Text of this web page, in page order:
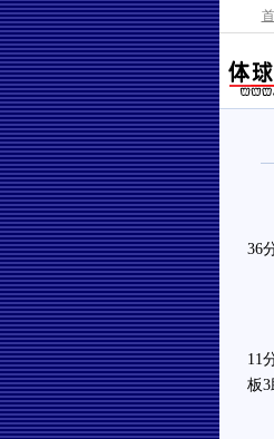
36
全
11
板3